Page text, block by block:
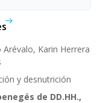
Karin Herrera
y desnutrición
de DD.HH.,